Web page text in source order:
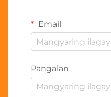
Email
Pangalan